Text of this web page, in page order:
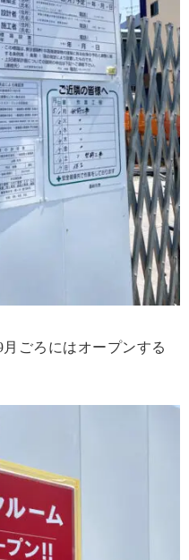
ごろにはオープンする